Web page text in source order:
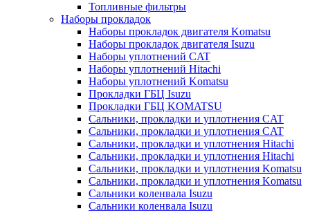
Топливные фильтры
Наборы прокладок
Наборы прокладок двигателя Komatsu
Наборы прокладок двигателя Isuzu
Наборы уплотнений CAT
Наборы уплотнений Hitachi
Наборы уплотнений Komatsu
Прокладки ГБЦ Isuzu
Прокладки ГБЦ KOMATSU
Сальники, прокладки и уплотнения CAT
Сальники, прокладки и уплотнения CAT
Сальники, прокладки и уплотнения Hitachi
Сальники, прокладки и уплотнения Hitachi
Сальники, прокладки и уплотнения Komatsu
Сальники, прокладки и уплотнения Komatsu
Сальники коленвала Isuzu
Сальники коленвала Isuzu